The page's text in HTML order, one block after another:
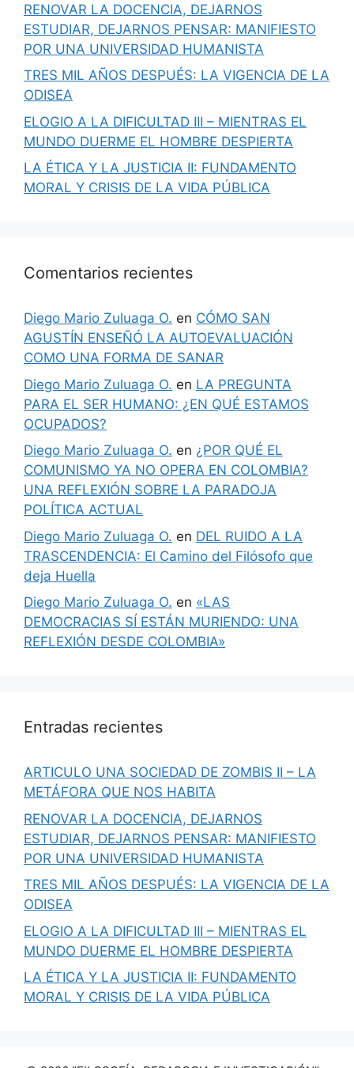
RENOVAR LA DOCENCIA, DEJARNOS
ESTUDIAR, DEJARNOS PENSAR: MANIFIESTO
POR UNA UNIVERSIDAD HUMANISTA
TRES MIL AÑOS DESPUÉS: LA VIGENCIA DE LA
ODISEA
ELOGIO A LA DIFICULTAD III – MIENTRAS EL
MUNDO DUERME EL HOMBRE DESPIERTA
LA ÉTICA Y LA JUSTICIA II: FUNDAMENTO
MORAL Y CRISIS DE LA VIDA PÚBLICA
Comentarios recientes
Diego Mario Zuluaga O. en CÓMO SAN
AGUSTÍN ENSEÑÓ LA AUTOEVALUACIÓN
COMO UNA FORMA DE SANAR
Diego Mario Zuluaga O. en LA PREGUNTA
PARA EL SER HUMANO: ¿EN QUÉ ESTAMOS
OCUPADOS?
Diego Mario Zuluaga O. en ¿POR QUÉ EL
COMUNISMO YA NO OPERA EN COLOMBIA?
UNA REFLEXIÓN SOBRE LA PARADOJA
POLÍTICA ACTUAL
Diego Mario Zuluaga O. en DEL RUIDO A LA
TRASCENDENCIA: El Camino del Filósofo que
deja Huella
Diego Mario Zuluaga O. en «LAS
DEMOCRACIAS SÍ ESTÁN MURIENDO: UNA
REFLEXIÓN DESDE COLOMBIA»
Entradas recientes
ARTICULO UNA SOCIEDAD DE ZOMBIS II – LA
METÁFORA QUE NOS HABITA
RENOVAR LA DOCENCIA, DEJARNOS
ESTUDIAR, DEJARNOS PENSAR: MANIFIESTO
POR UNA UNIVERSIDAD HUMANISTA
TRES MIL AÑOS DESPUÉS: LA VIGENCIA DE LA
ODISEA
ELOGIO A LA DIFICULTAD III – MIENTRAS EL
MUNDO DUERME EL HOMBRE DESPIERTA
LA ÉTICA Y LA JUSTICIA II: FUNDAMENTO
MORAL Y CRISIS DE LA VIDA PÚBLICA